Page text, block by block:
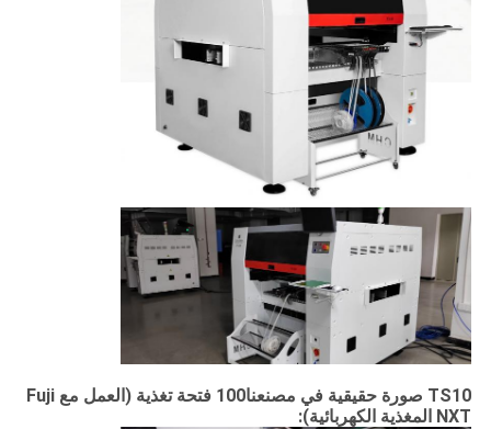
TS10 صورة حقيقية في مصنعنا 100 فتحة تغذية (
العمل مع Fuji
NXT المغذية الكهربائية):